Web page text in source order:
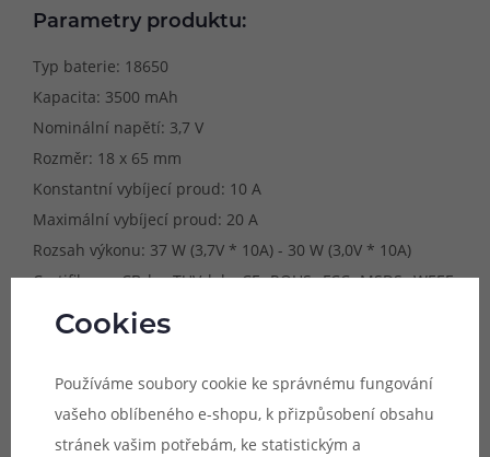
Parametry produktu:
Typ baterie: 18650
Kapacita: 3500 mAh
Nominální napětí: 3,7 V
Rozměr: 18 x 65 mm
Konstantní vybíjecí proud: 10 A
Maximální vybíjecí proud: 20 A
Rozsah výkonu: 37 W (3,7V * 10A) - 30 W (3,0V * 10A)
Certifikace: CB by TUV lab, CE, ROHS, FCC, MSDS, WEEE,
UN38.3, IEC62133
2ks baterie + plastové úložné pouzdro
Cookies
Používáme soubory cookie ke správnému fungování
vašeho oblíbeného e-shopu, k přizpůsobení obsahu
stránek vašim potřebám, ke statistickým a